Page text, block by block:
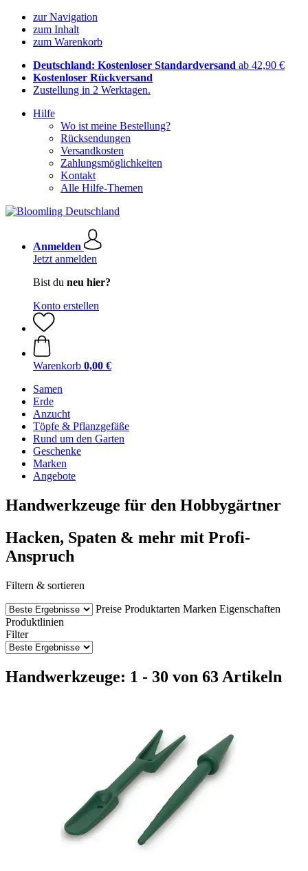
zur Navigation
zum Inhalt
zum Warenkorb
Deutschland: Kostenloser Standardversand ab 42,90 €
Kostenloser Rückversand
Zustellung in 2 Werktagen.
Hilfe
Wo ist meine Bestellung?
Rücksendungen
Versandkosten
Zahlungsmöglichkeiten
Kontakt
Alle Hilfe-Themen
Anmelden
Jetzt anmelden
Bist du neu hier?
Konto erstellen
Warenkorb 0,00 €
Samen
Erde
Anzucht
Töpfe & Pflanzgefäße
Rund um den Garten
Geschenke
Marken
Angebote
Handwerkzeuge für den Hobbygärtner
Hacken, Spaten & mehr mit Profi-
Anspruch
Filtern & sortieren
Preise Produktarten Marken Eigenschaften
Produktlinien
Filter
Handwerkzeuge: 1 - 30 von 63 Artikeln